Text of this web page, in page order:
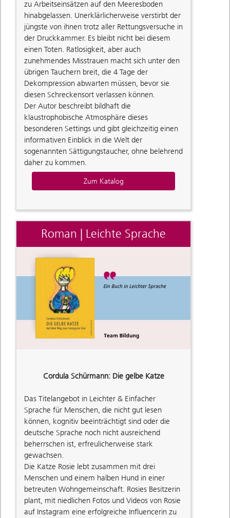
zu Arbeitseinsätzen auf den Meeresboden
hinabgelassen. Unerklärlicherweise verstirbt der
jüngste von ihnen trotz aller Rettungsversuche in
der Druckkammer. Es bleibt nicht bei diesem
einen Toten. Ratlosigkeit, aber auch
zunehmendes Misstrauen macht sich unter den
übrigen Tauchern breit, die 4 Tage der
Dekompression abwarten müssen, bevor sie
diesen Schreckensort verlassen können.
Der Autor beschreibt bildhaft die
klaustrophobische Atmosphäre dieses
besonderen Settings und gibt gleichzeitig einen
informativen Einblick in die Welt der
sogenannten Sättigungstaucher, ohne belehrend
daher zu kommen.
Zum Katalog
Roman | Leichte Sprache
Cordula Schürmann: Die gelbe Katze
Das Titelangebot in Leichter & Einfacher
Sprache für Menschen, die nicht gut lesen
können, kognitiv beeinträchtigt sind oder die
deutsche Sprache noch nicht ausreichend
beherrschen ist, erfreulicherweise stark
gewachsen.
Die Katze Rosie lebt zusammen mit drei
Menschen und einem halben Hund in einer
betreuten Wohngemeinschaft. Rosies Besitzerin
plant, mit niedlichen Fotos und Videos von Rosie
auf Instagram eine erfolgreiche Influencerin zu